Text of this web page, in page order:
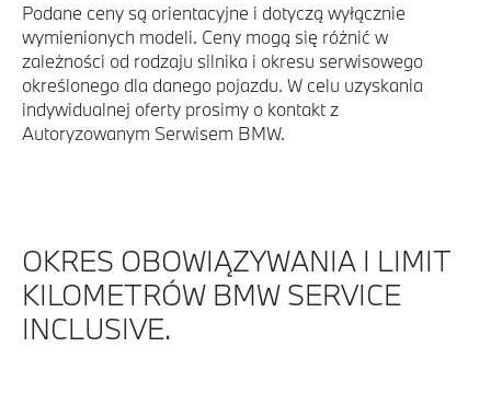
Podane ceny są orientacyjne i dotyczą wyłącznie
wymienionych modeli. Ceny mogą się różnić w
zależności od rodzaju silnika i okresu serwisowego
określonego dla danego pojazdu. W celu uzyskania
indywidualnej oferty prosimy o kontakt z
Autoryzowanym Serwisem BMW.
OKRES OBOWIĄZYWANIA I LIMIT
KILOMETRÓW BMW SERVICE
INCLUSIVE.